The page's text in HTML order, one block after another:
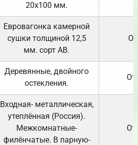
20х100 мм.
Евровагонка камерной
сушки толщиной 12,5
мм. сорт АВ.
Деревянные, двойного
остекления.
Входная- металлическая,
утеплённая (Россия).
Межкомнатные-
филёнчатые. В парную-